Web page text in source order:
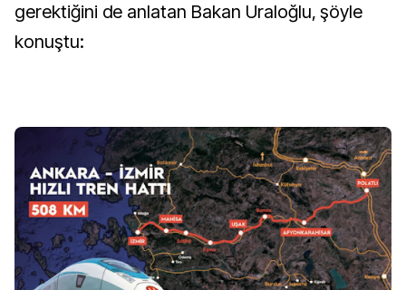
gerektiğini de anlatan Bakan Uraloğlu, şöyle
konuştu: